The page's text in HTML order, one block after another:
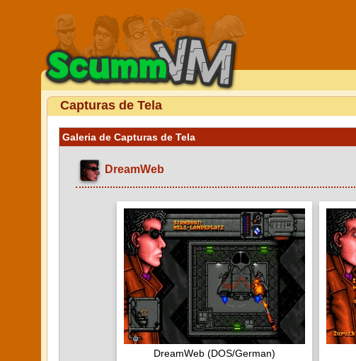
Capturas de Tela
Galeria de Capturas de Tela
DreamWeb
DreamWeb (DOS/German)